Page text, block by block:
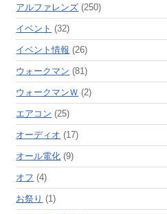
アルファレンズ (250)
イベント (32)
イベント情報 (26)
ウォークマン (81)
ウォークマンＷ (2)
エアコン (25)
オーディオ (17)
オール電化 (9)
オフ (4)
お祭り (1)